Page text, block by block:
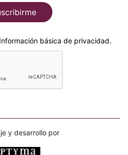
Información básica de privacidad.
y desarrollo por